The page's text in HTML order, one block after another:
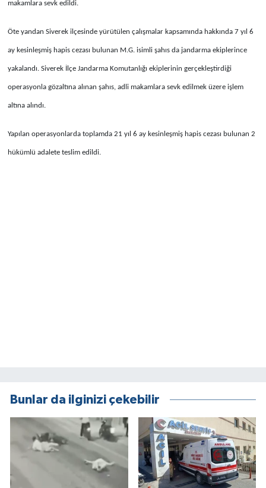
makamlara sevk edildi.
Öte yandan Siverek ilçesinde yürütülen çalışmalar kapsamında hakkında 7 yıl 6
ay kesinleşmiş hapis cezası bulunan M.G. isimli şahıs da jandarma ekiplerince
yakalandı. Siverek İlçe Jandarma Komutanlığı ekiplerinin gerçekleştirdiği
operasyonla gözaltına alınan şahıs, adli makamlara sevk edilmek üzere işlem
altına alındı.
Yapılan operasyonlarda toplamda 21 yıl 6 ay kesinleşmiş hapis cezası bulunan 2
hükümlü adalete teslim edildi.
Bunlar da ilginizi çekebilir